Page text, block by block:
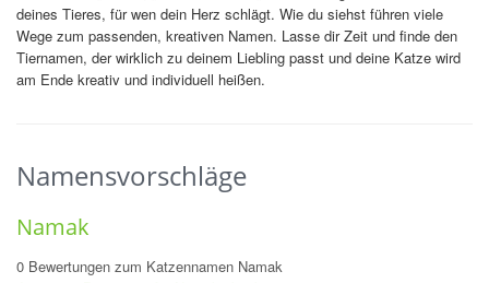
deines Tieres, für wen dein Herz schlägt. Wie du siehst führen viele
Wege zum passenden, kreativen Namen. Lasse dir Zeit und finde den
Tiernamen, der wirklich zu deinem Liebling passt und deine Katze wird
am Ende kreativ und individuell heißen.
Namensvorschläge
Namak
0 Bewertungen zum Katzennamen Namak